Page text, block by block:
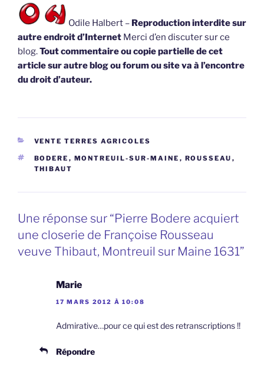
Odile Halbert – Reproduction interdite sur
autre endroit d’Internet Merci d’en discuter sur ce
blog.Tout commentaire ou copie partielle de cet
article sur autre blog ou forum ou site va à l’encontre
du droit d’auteur.
CATÉGORIES
VENTE TERRES AGRICOLES
ÉTIQUETTES
BODERE , MONTREUIL-SUR-MAINE , ROUSSEAU ,
THIBAUT
Une réponse sur “Pierre Bodere acquiert
une closerie de Françoise Rousseau
veuve Thibaut, Montreuil sur Maine 1631”
Marie
17 MARS 2012 À 10:08
Admirative…pour ce qui est des retranscriptions !!
Répondre